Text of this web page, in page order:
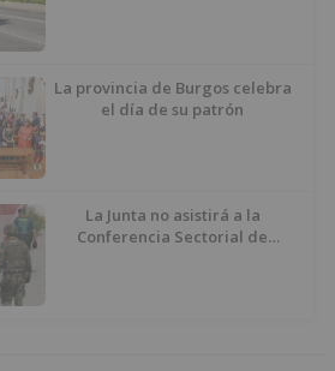
La provincia de Burgos celebra
el día de su patrón
La Junta no asistirá a la
Conferencia Sectorial de